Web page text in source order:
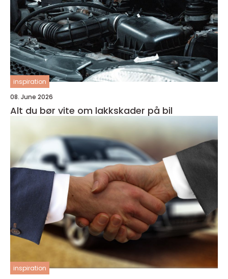
inspiration
08. June 2026
Alt du bør vite om lakkskader på bil
inspiration